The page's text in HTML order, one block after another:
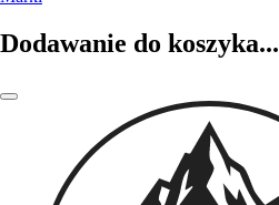
Dodawanie do koszyka...